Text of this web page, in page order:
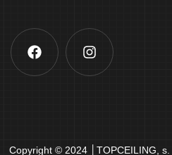
Copyright © 2024 │TOPCEILING,